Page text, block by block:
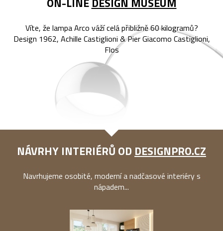
Víte, že lampa Arco váží celá přibližně 60 kilogramů?
Design 1962, Achille Castiglioni & Pier Giacomo Castiglioni,
Flos
NÁVRHY INTERIÉRŮ OD DESIGNPRO.CZ
Navrhujeme osobité, moderní a nadčasové interiéry s
nápadem...